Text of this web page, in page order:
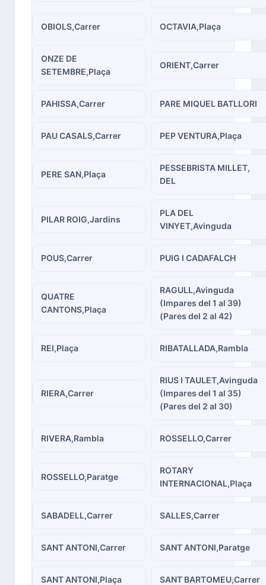
OBIOLS,Carrer OCTAVIA,Plaça
ONZE DE
SETEMBRE,Plaça
ORIENT,Carrer
PAHISSA,Carrer PARE MIQUEL BATLLORI
PAU CASALS,Carrer PEP VENTURA,Plaça
PERE SAN,Plaça
PESSEBRISTA MILLET,
DEL
PILAR ROIG,Jardins
PLA DEL
VINYET,Avinguda
POUS,Carrer PUIG I CADAFALCH
QUATRE
CANTONS,Plaça
RAGULL,Avinguda
(Impares del 1 al 39)
(Pares del 2 al 42)
REI,Plaça RIBATALLADA,Rambla
RIERA,Carrer
RIUS I TAULET,Avinguda
(Impares del 1 al 35)
(Pares del 2 al 30)
RIVERA,Rambla ROSSELLO,Carrer
ROSSELLO,Paratge
ROTARY
INTERNACIONAL,Plaça
SABADELL,Carrer SALLES,Carrer
SANT ANTONI,Carrer SANT ANTONI,Paratge
SANT ANTONI,Plaça SANT BARTOMEU,Carrer